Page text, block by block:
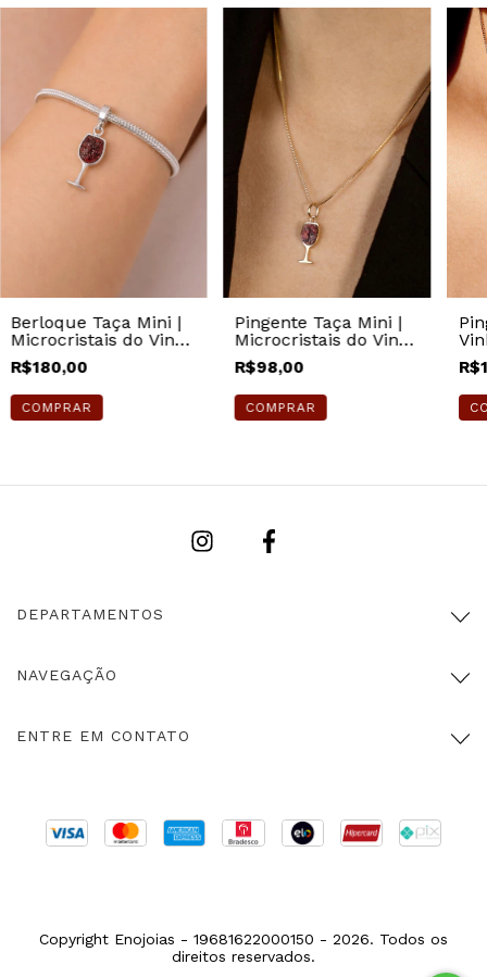
Berloque Taça Mini |
Microcristais do Vinho
| Prata
R$180,00
Pingente Taça Mini |
Microcristais do Vinho
| Dourada
R$98,00
DEPARTAMENTOS
NAVEGAÇÃO
ENTRE EM CONTATO
Copyright Enojoias - 19681622000150 - 2026. Todos os
direitos reservados.